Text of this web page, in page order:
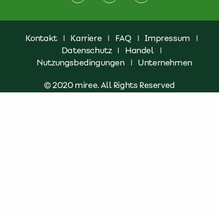
Kontakt | Karriere | FAQ | Impressum
|
Datenschutz | Handel
|
Nutzungsbedingungen
| Unternehmen
© 2020 miree. All Rights Reserved